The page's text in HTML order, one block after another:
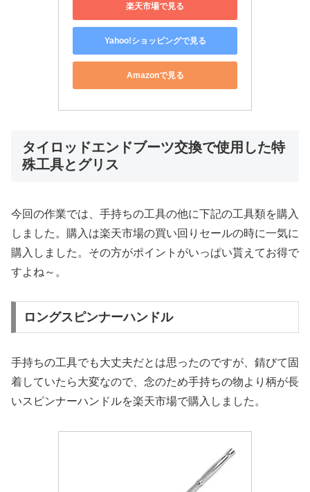
楽天市場で見る
Yahoo!ショッピングで見る
Amazonで見る
タイロッドエンドブーツ交換で使用した特
殊工具とグリス
今回の作業では、手持ちの工具の他に下記の工具類を購入
しました。購入は楽天市場の買い回りセールの時に一気に
購入しました。その方がポイントがいっぱい貰えてお得で
すよね～。
ロングスピンナーハンドル
手持ちの工具でも大丈夫だとは思ったのですが、錆びて固
着していたら大変なので、念のため手持ちの物より柄が長
いスピンナーハンドルを楽天市場で購入しました。